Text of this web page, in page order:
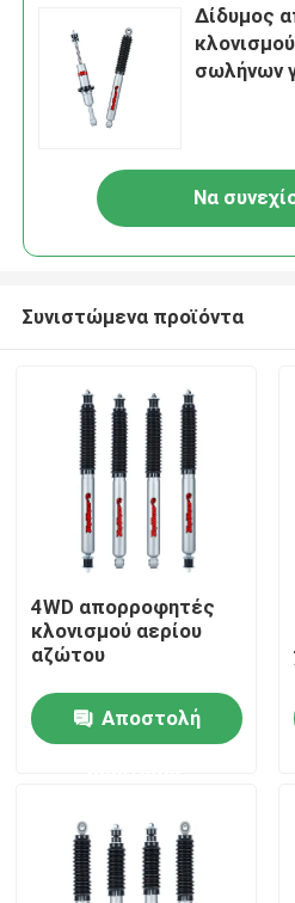
Σπίτι
Προϊόντα
Σχετικά με εμάς
Δίδυμος
σωλήνων
Να
Συνιστώμενα προϊόντα
4WD απορροφητές
κλονισμού αερίου
αζώτου
Αποστολή